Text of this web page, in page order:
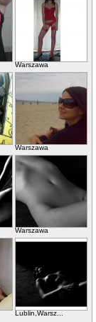
Warszawa
Warszawa
Warszawa
Lublin,Warsz...